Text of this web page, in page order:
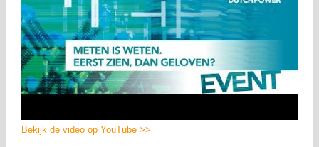
Bekijk de video op YouTube >>